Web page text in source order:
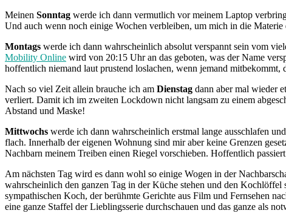
Meinen Sonntag werde ich dann vermutlich vor meinem Laptop
Und auch wenn noch einige Wochen verbleiben, um mich in die
Montags werde ich dann wahrscheinlich absolut verspannt sein vom
Mobility Online wird von 20:15 Uhr an das geboten, was der Name
hoffentlich niemand laut prustend loslachen, wenn jemand
Nach so viel Zeit allein brauche ich am Dienstag dann aber mal wieder
verliert. Damit ich im zweiten Lockdown nicht langsam zu einem
Abstand und Maske!
Mittwochs werde ich dann wahrscheinlich erstmal lange ausschlafen
flach. Innerhalb der eigenen Wohnung sind mir aber keine Grenzen
Nachbarn meinem Treiben einen Riegel vorschieben. Hoffentlich passiert
Am nächsten Tag wird es dann wohl so einige Wogen in der
wahrscheinlich den ganzen Tag in der Küche stehen und den
sympathischen Koch, der berühmte Gerichte aus Film und Fernsehen
eine ganze Staffel der Lieblingsserie durchschauen und das ganze als